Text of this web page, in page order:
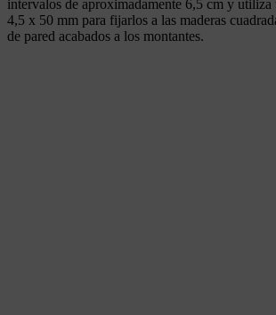
intervalos de aproximadamente 6,5 cm y
4,5 x 50 mm para fijarlos a las maderas
de pared acabados a los montantes.